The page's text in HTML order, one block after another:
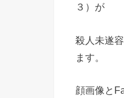
３）が
殺人未遂
ます。
顔画像と